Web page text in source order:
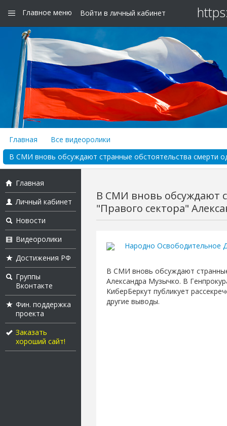
Главное меню Войти в личный кабинет
Главная
Все видеоролики
В СМИ вновь обсуждают странные обстоятельства смерти
Главная
Личный кабинет
Новости
Видеоролики
Достижения РФ
Группы
Вконтакте
Фин. поддержка
проекта
Заказать
хороший сайт!
В СМИ вновь обсуждают
"Правого сектора"
Народно Освободительное
В СМИ вновь обсуждают
Александра Музычко. В
КиберБеркут публикует
другие выводы.